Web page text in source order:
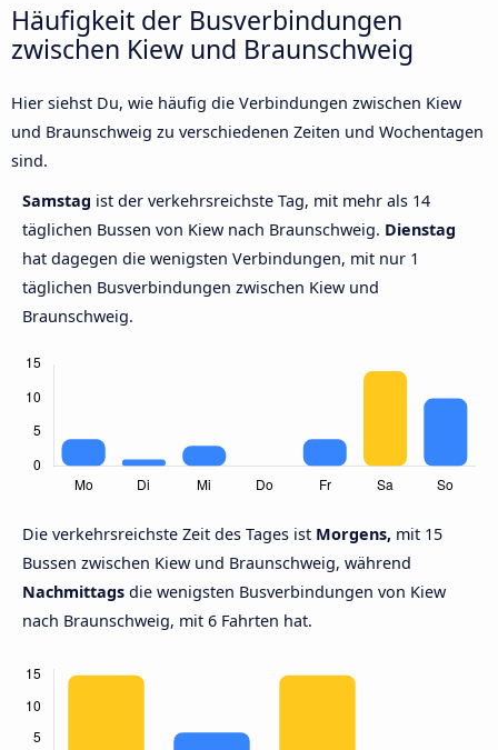
Häufigkeit der Busverbindungen
zwischen Kiew und Braunschweig
Hier siehst Du, wie häufig die Verbindungen zwischen Kiew
und Braunschweig zu verschiedenen Zeiten und Wochentagen
sind.
Samstag ist der verkehrsreichste Tag, mit mehr als 14
täglichen Bussen von Kiew nach Braunschweig. Dienstag
hat dagegen die wenigsten Verbindungen, mit nur 1
täglichen Busverbindungen zwischen Kiew und
Braunschweig.
Die verkehrsreichste Zeit des Tages ist Morgens, mit 15
Bussen zwischen Kiew und Braunschweig, während
Nachmittags die wenigsten Busverbindungen von Kiew
nach Braunschweig, mit 6 Fahrten hat.